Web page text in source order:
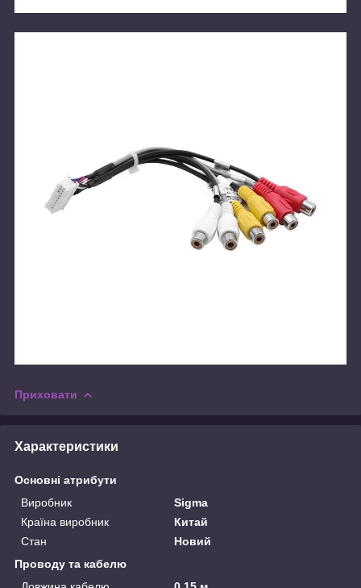
Приховати
Характеристики
Основні атрибути
Виробник
Sigma
Країна виробник
Китай
Стан
Новий
Проводу та кабелю